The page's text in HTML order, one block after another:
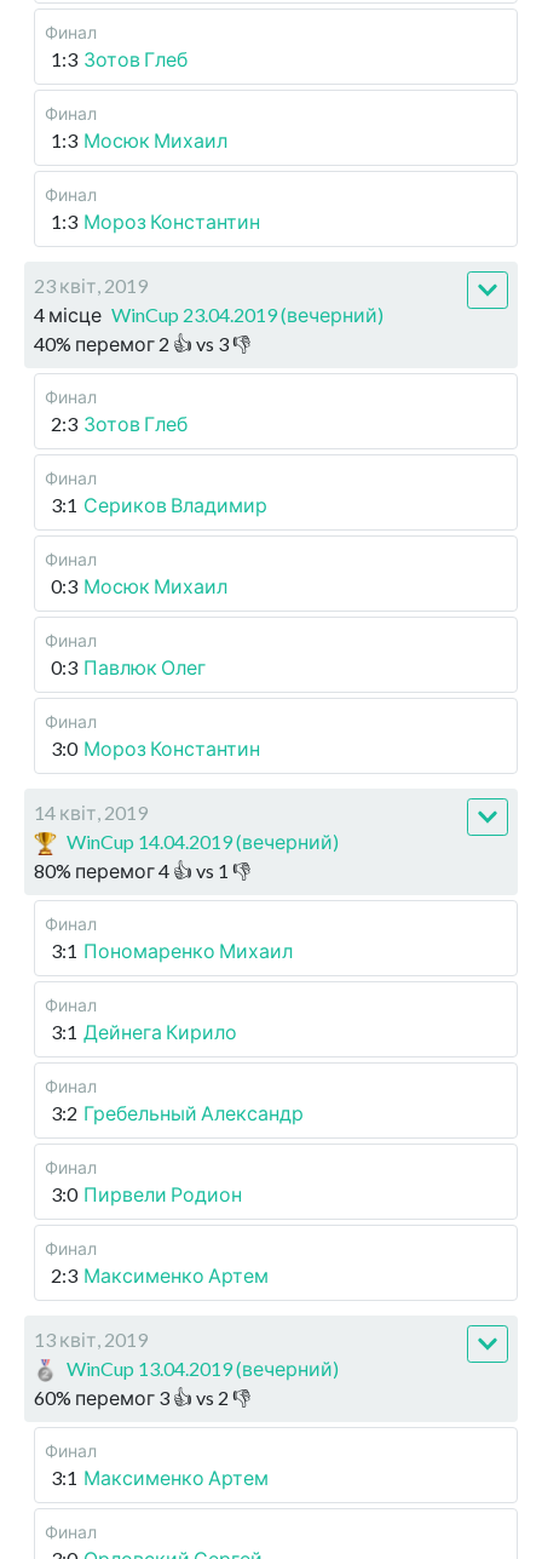
Финал
1:3 Зотов Глеб
Финал
1:3 Мосюк Михаил
Финал
1:3 Мороз Константин
23 квіт, 2019
4 місце WinCup 23.04.2019 (вечерний)
40% перемог 2 👍 vs 3👎
Финал
2:3 Зотов Глеб
Финал
3:1 Сериков Владимир
Финал
0:3 Мосюк Михаил
Финал
0:3 Павлюк Олег
Финал
3:0 Мороз Константин
14 квіт, 2019
WinCup 14.04.2019 (вечерний)
80% перемог4 👍 vs 1 👎
Финал
3:1 Пономаренко Михаил
Финал
3:1 Дейнега Кирило
Финал
3:2 Гребельный Александр
Финал
3:0 Пирвели Родион
Финал
2:3 Максименко Артем
13 квіт, 2019
WinCup 13.04.2019 (вечерний)
60% перемог 3 👍 vs 2 👎
Финал
3:1 Максименко Артем
Финал